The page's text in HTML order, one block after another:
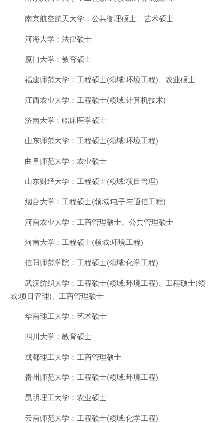
南京航空航天大学：公共管理硕士、艺术硕士
河海大学：法律硕士
厦门大学：教育硕士
福建师范大学：工程硕士(领域:环境工程)、农业硕士
江西农业大学：工程硕士(领域:计算机技术)
济南大学：临床医学硕士
山东师范大学：工程硕士(领域:环境工程)
曲阜师范大学：农业硕士
山东财经大学：工程硕士(领域:项目管理)
烟台大学：工程硕士(领域:电子与通信工程)
河南农业大学：工商管理硕士、公共管理硕士
河南大学：工程硕士(领域:环境工程)
信阳师范学院：工程硕士(领域:化学工程)
武汉纺织大学：工程硕士(领域:环境工程)、工程硕士(领
域:项目管理)、工商管理硕士
华南理工大学：艺术硕士
四川大学：教育硕士
成都理工大学：工商管理硕士
贵州师范大学：工程硕士(领域:环境工程)
昆明理工大学：农业硕士
云南师范大学：工程硕士(领域:化学工程)